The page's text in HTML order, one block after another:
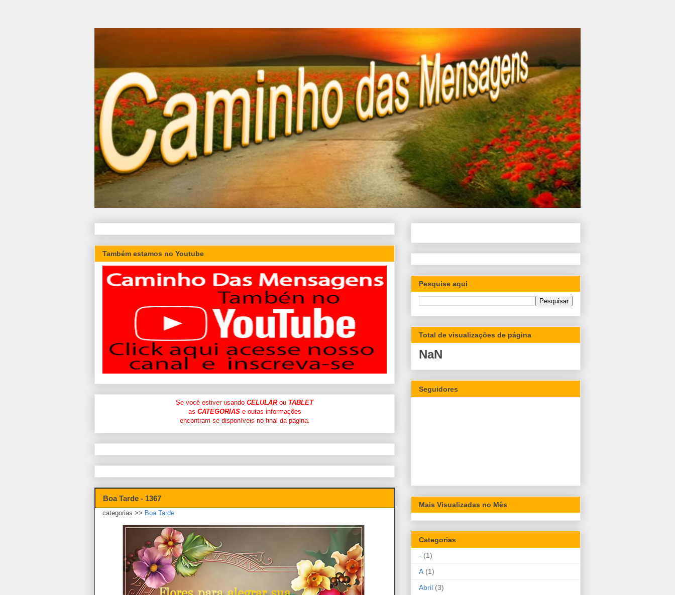
Também estamos no Youtube
Se você estiver usando CELULARou TABLET
as CATEGORIASe outas informações
encontram-se disponíveis no final da página.
Boa Tarde - 1367
categorias >> Boa Tarde
Pesquise aqui
Total de visualizações de página
NaN
Seguidores
Mais Visualizadas no Mês
Categorias
- (1)
A (1)
Abril (3)